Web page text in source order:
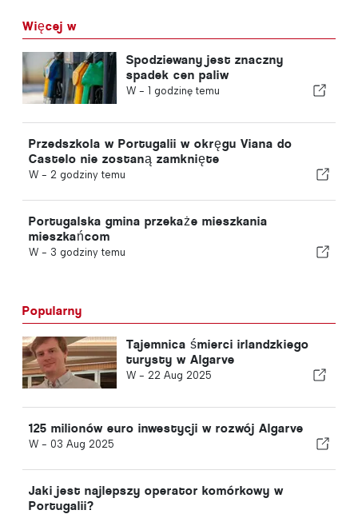
Więcej w
Spodziewany jest znaczny
spadek cen paliw
W - 1 godzinę temu
Przedszkola w Portugalii w okręgu Viana do
Castelo nie zostaną zamknięte
W - 2 godziny temu
Portugalska gmina przekaże mieszkania
mieszkańcom
W - 3 godziny temu
Popularny
Tajemnica śmierci irlandzkiego
turysty w Algarve
W - 22 Aug 2025
125 milionów euro inwestycji w rozwój Algarve
W - 03 Aug 2025
Jaki jest najlepszy operator komórkowy w
Portugalii?